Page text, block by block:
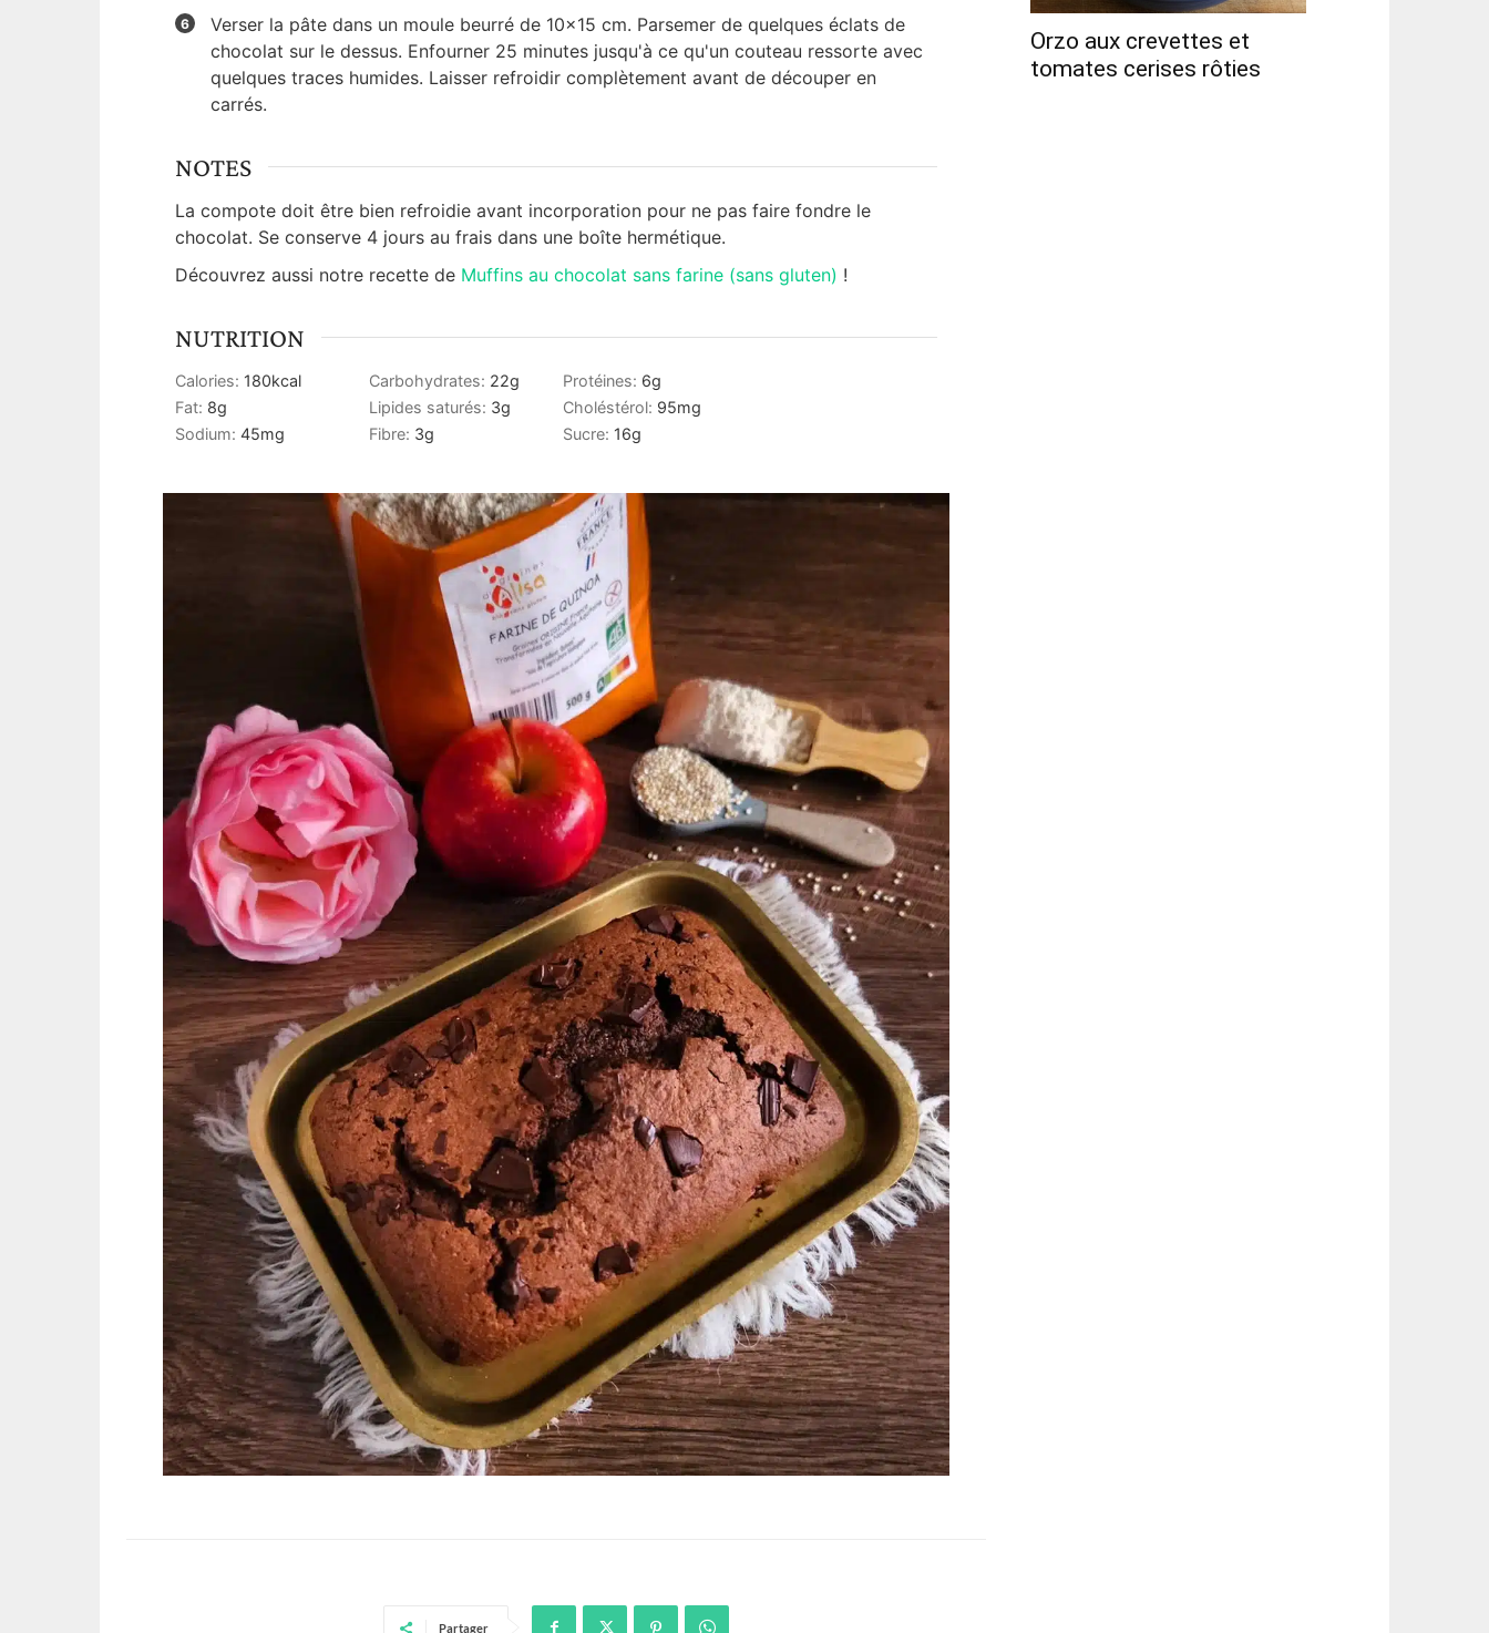
Verser la pâte dans un moule beurré de 10x15 cm. Parsemer de quelques éclats de
chocolat sur le dessus. Enfourner 25 minutes jusqu'à ce qu'un couteau ressorte avec
quelques traces humides. Laisser refroidir complètement avant de découper en
carrés.
NOTES
La compote doit être bien refroidie avant incorporation pour ne pas faire fondre le
chocolat. Se conserve 4 jours au frais dans une boîte hermétique.
Découvrez aussi notre recette de Muffins au chocolat sans farine (sans gluten) !
NUTRITION
Calories: 180kcal Carbohydrates: 22g Protéines: 6g
Fat: 8g Lipides saturés: 3g Choléstérol: 95mg
Sodium: 45mg Fibre: 3g Sucre: 16g
Partager
Orzo aux crevettes et
tomates cerises rôties